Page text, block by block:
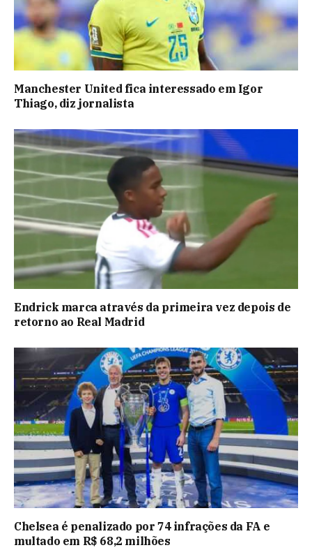
Manchester United fica interessado em Igor
Thiago, diz jornalista
Endrick marca através da primeira vez depois de
retorno ao Real Madrid
Chelsea é penalizado por 74 infrações da FA e
multado em R$ 68,2 milhões